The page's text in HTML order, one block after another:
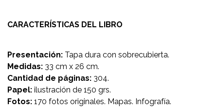
CARACTERÍSTICAS DEL LIBRO
Presentación: Tapa dura con sobrecubierta.
Medidas: 33 cm x 26 cm.
Cantidad de páginas: 304.
Papel: ilustración de 150 grs.
Fotos: 170 fotos originales. Mapas. Infografía.